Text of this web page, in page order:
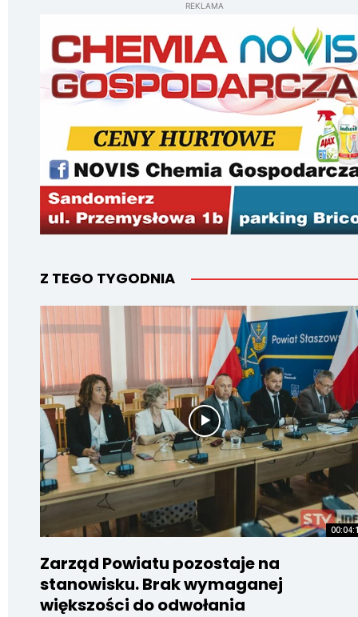
REKLAMA
Z TEGO TYGODNIA
Zarząd Powiatu pozostaje na
stanowisku. Brak wymaganej
większości do odwołania